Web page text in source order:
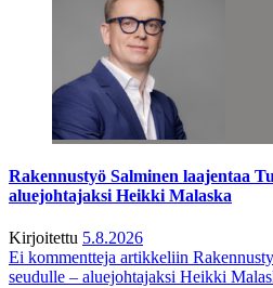
Rakennustyö Salminen laajentaa
aluejohtajaksi Heikki Malaska
Kirjoitettu 5.8.2026
Ei kommentteja artikkeliin
seudulle – aluejohtajaksi Heikki